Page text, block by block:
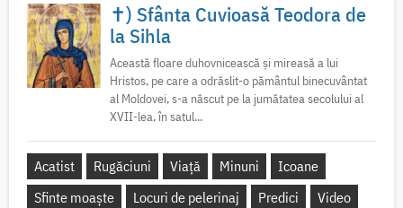
✝) Sfânta Cuvioasă Teodora de
la Sihla
Această floare duhovnicească și mireasă a lui
Hristos, pe care a odrăslit-o pământul binecuvântat
al Moldovei, s-a născut pe la jumătatea secolului al
XVII-lea, în satul...
Acatist Rugăciuni Viață Minuni
Icoane
Sfinte moaște
Locuri de pelerinaj Predici
Video